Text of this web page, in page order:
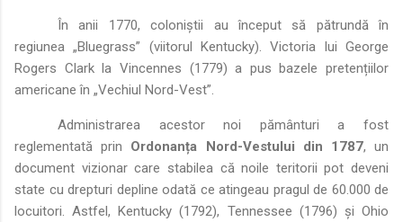
În anii 1770, coloniștii au început să pătrundă în
regiunea „Bluegrass” (viitorul Kentucky). Victoria lui George
Rogers Clark la Vincennes (1779) a pus bazele pretențiilor
americane în „Vechiul Nord-Vest”.
Administrarea acestor noi pământuri a fost
reglementată prin Ordonanța Nord-Vestului din 1787, un
document vizionar care stabilea că noile teritorii pot deveni
state cu drepturi depline odată ce atingeau pragul de 60.000 de
locuitori. Astfel, Kentucky (1792), Tennessee (1796) și Ohio